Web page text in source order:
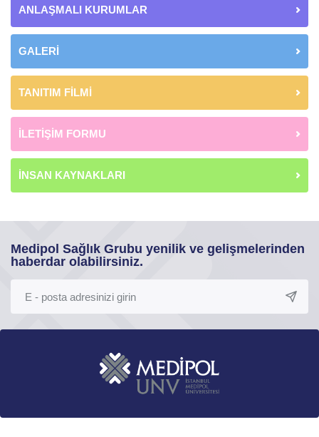
ANLAŞMALI KURUMLAR
GALERİ
TANITIM FİLMİ
İLETİŞİM FORMU
İNSAN KAYNAKLARI
Medipol Sağlık Grubu yenilik ve gelişmelerinden
haberdar olabilirsiniz.